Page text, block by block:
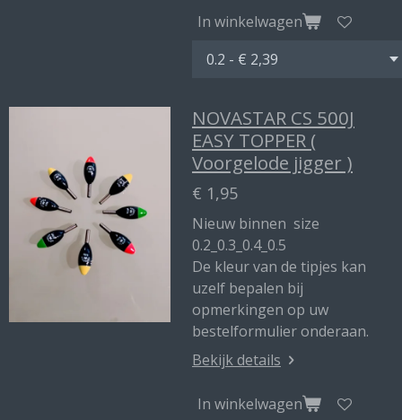
In winkelwagen
NOVASTAR CS 500J
EASY TOPPER (
Voorgelode jigger )
€ 1,95
Nieuw binnen size
0.2_0.3_0.4_0.5
De kleur van de tipjes kan
uzelf bepalen bij
opmerkingen op uw
bestelformulier onderaan.
Bekijk details
In winkelwagen